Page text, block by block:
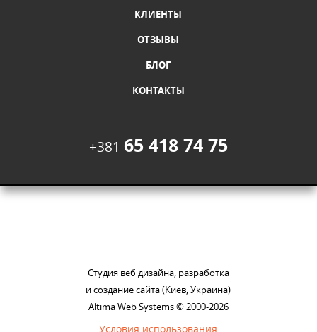
КЛИЕНТЫ
ОТЗЫВЫ
БЛОГ
КОНТАКТЫ
+381 65 418 74 75
Студия веб дизайна, разработка
и создание сайта (Киев, Украина)
Altima Web Systems © 2000-2026
Условия использования